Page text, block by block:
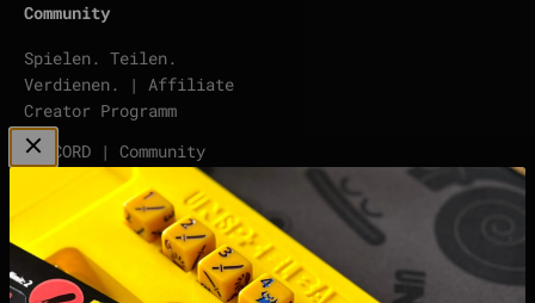
Community
Spielen. Teilen.
Verdienen. | Affiliate
Creator Programm
DISCORD | Community
points | Score Tracker
Podcast